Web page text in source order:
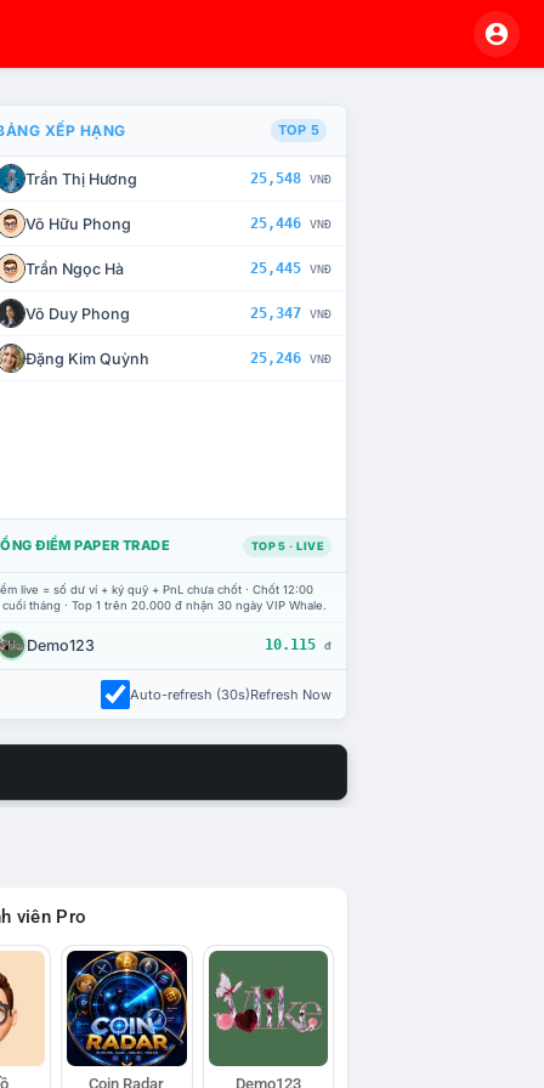
CHẾ TÀI XỬ LÝ VI PHẠM
XẾP HẠNG TOP 5
Trần Thị Hương 25,548 VNĐ
Võ Hữu Phong 25,446 VNĐ
Trần Ngọc Hà 25,445 VNĐ
Võ Duy Phong 25,347 VNĐ
Đặng Kim Quỳnh 25,246 VNĐ
ĐIỂM PAPER TRADE TOP 5 · LIVE
live = số dư ví + ký quỹ + PnL chưa chốt · Chốt 12:00
tháng · Top 1 trên 20.000 đ nhận 30 ngày VIP Whale.
Demo123 10.115 đ
Auto-refresh (30s)Refresh Now
viên Pro
Coin Radar Demo123